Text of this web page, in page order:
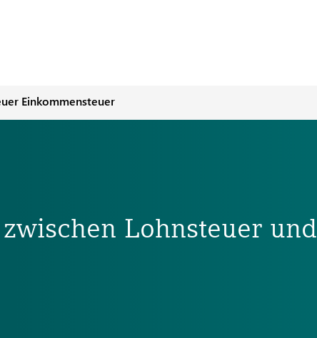
Einkommensteuer
Lohnsteuer und